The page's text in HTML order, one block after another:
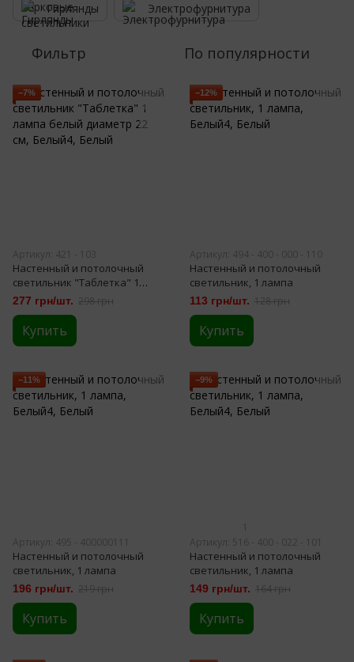
Гирлянды Электрофурнитура
Фильтр По популярности
−7%
Артикул: 421 - 103
Настенный и потолочный
светильник "Таблетка" 1
лампа белый диаметр 22 см
277 грн/шт. 298 грн
Купить
−12%
Артикул: 494 - 400 - 000 - 110
Настенный и потолочный
светильник, 1 лампа
113 грн/шт. 128 грн
Купить
−11%
Артикул: 495 - 400000111
Настенный и потолочный
светильник, 1 лампа
196 грн/шт. 219 грн
Купить
−9%
Артикул: 516 - 400 - 022 - 101
Настенный и потолочный
светильник, 1 лампа
149 грн/шт. 164 грн
Купить